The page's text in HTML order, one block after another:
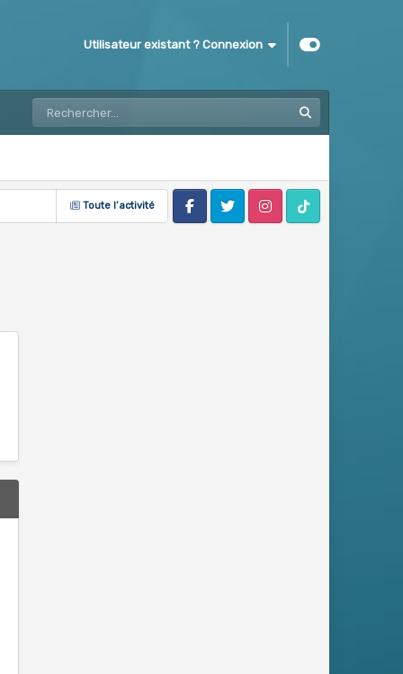
Utilisateur existant ? Connexion
Toute l’activité
FacebookTwitter InstagramTik Tok